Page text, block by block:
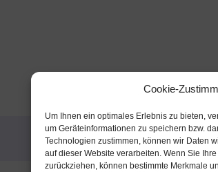
Cookie-
Um Ihnen ein optimales Erlebnis zu bieten,
um Geräteinformationen zu speichern bzw.
Technologien zustimmen, können wir Daten
auf dieser Website verarbeiten. Wenn Sie
zurückziehen, können bestimmte Merkmale